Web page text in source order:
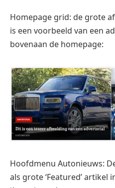
Homepage grid: de grote
is een voorbeeld van een
bovenaan de homepage:
Hoofdmenu Autonieuws:
als grote ‘Featured’ artikel